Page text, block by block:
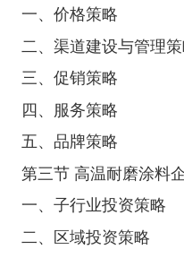
一、价格策略
二、渠道建设与管理
三、促销策略
四、服务策略
五、品牌策略
第三节 高温耐磨涂料
一、子行业投资策略
二、区域投资策略